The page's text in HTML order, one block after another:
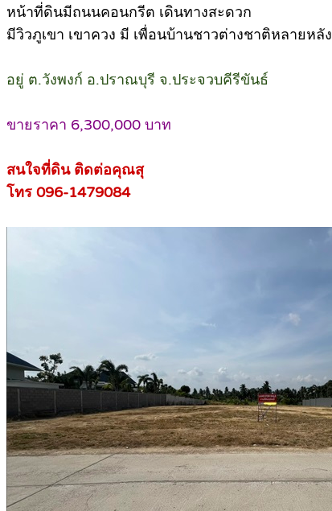
หน้าที่ดินมีถนนคอนกรีต เดินทางสะดวก
มีวิวภูเขา เขาควง มี เพื่อนบ้านชาวต่างชาติหลายหลัง
อยู่ ต.วังพงก์ อ.ปราณบุรี จ.ประจวบคีรีขันธ์
ขายราคา 6,300,000 บาท
สนใจที่ดิน ติดต่อคุณสุ
โทร 096-1479084